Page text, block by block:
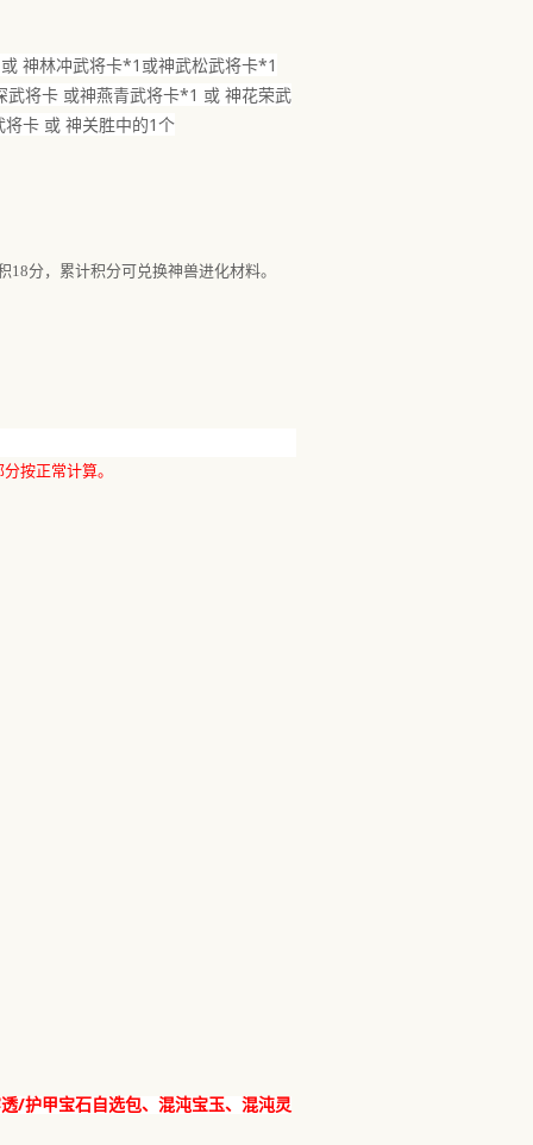
神林冲武将卡*1或神武松武将卡*1
将卡 或神燕青武将卡*1 或 神花荣武
卡 或 神关胜中的1个
18分，累计积分可兑换神兽进化材料。
按正常计算。
/护甲宝石自选包、混沌宝玉、混沌灵